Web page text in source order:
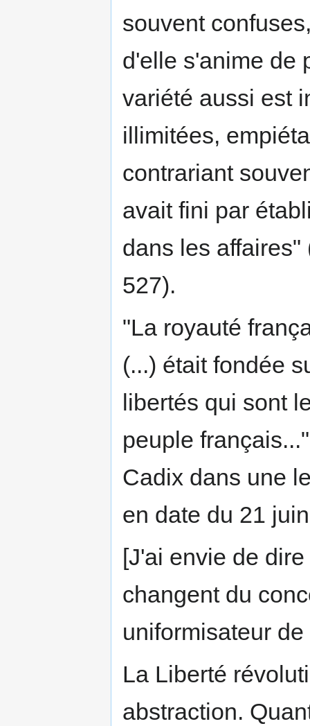
souvent
d'elle s'anime de
variété aussi est
illimitées,
contrariant
avait fini par
dans les affaires"
527).
"La royauté
(...) était fondée
libertés qui sont
peuple
Cadix dans une
en date du 21
[J'ai envie de
changent du
uniformisateur
La Liberté
abstraction.